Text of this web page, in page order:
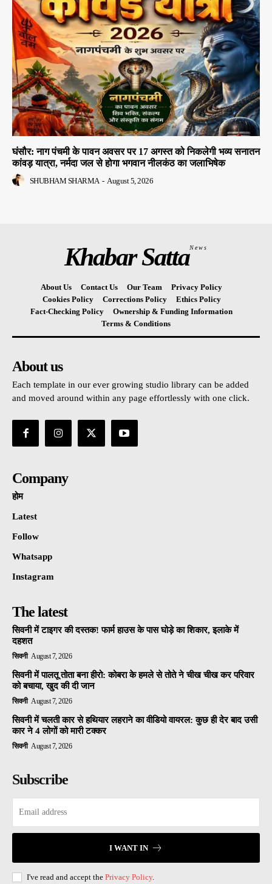
घंसौर: नाग पंचमी के पावन अवसर पर 17 अगस्त को निकलेगी भव्य सनातन
कांवड़ यात्रा, नर्मदा जल से होगा भगवान नीलकंठ का जलाभिषेक
SHUBHAM SHARMA - August 5, 2026
Khabar SattaNews
About Us Contact Us Our Team
Privacy Policy
Cookies Policy
Corrections Policy
Ethics Policy
Fact-Checking Policy
Ownership & Funding Information
Terms & Conditions
About us
Each template in our ever growing studio library can be added
and moved around within any page effortlessly with one click.
Company
होम
Latest
Follow
Whatsapp
Instagram
The latest
सिवनी में टाइगर की दस्तक! फार्म हाउस के पास घोड़े का शिकार, इलाके में
दहशत
सिवनी August 7, 2026
सिवनी में पालतू तोता बना हीरो: कोबरा के हमले से तोते ने चीख चीख कर परिवार
को बचाया, खुद की दी जान
सिवनी August 7, 2026
सिवनी में चलती कार से हथियार लहराने का वीडियो वायरल: कुछ ही देर बाद उसी
कार ने 4 लोगों को मारी टक्कर
सिवनी August 7, 2026
Subscribe
I WANT IN
I've read and accept the Privacy Policy.